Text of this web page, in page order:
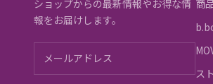
ショップからの最新情報やお得な情
報をお届けします。
商
ス